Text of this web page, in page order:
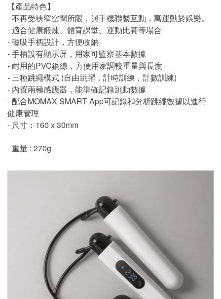
【產品特色】
- 不再受狹窄空間所限，與手機聯繫互動，寓運動於娛樂。
- 適合健康鍛煉、體育課堂、運動比賽等場合
- 磁吸手柄設計，方便收納
- 手柄設有顯示屏，用家可監察基本數據
- 耐用的PVC鋼線，方便用家調較重量與長度
- 三種跳繩模式 (自由跳躍，計時訓練，計數訓練)
- 內置兩極感應器，能準確記錄跳動數據
- 配合MOMAX SMART App可記錄和分析跳繩數據以進行
健康管理
- 尺寸：160 x 30mm
- 重量 : 270g